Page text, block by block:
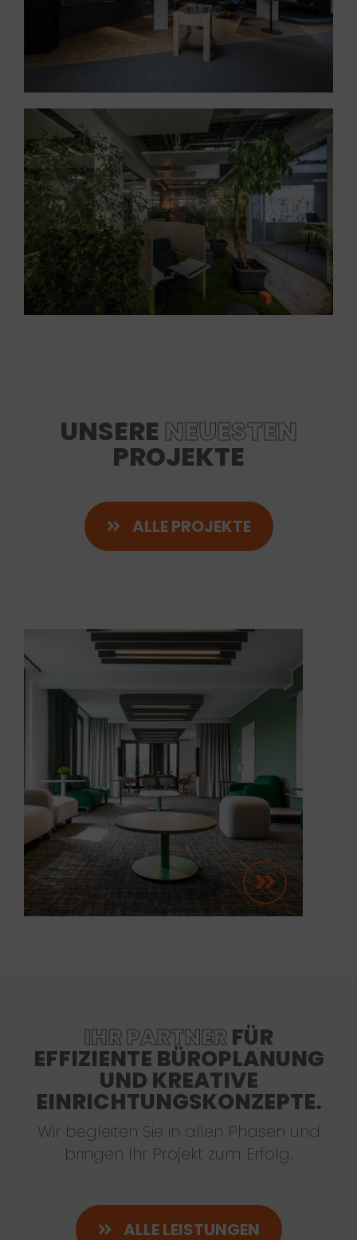
UNSERE NEUESTEN
PROJEKTE
ALLE PROJEKTE
IHR PARTNERFÜR
EFFIZIENTE BÜROPLANUNG
UND KREATIVE
EINRICHTUNGSKONZEPTE.
Wir begleiten Sie in allen Phasen und
bringen Ihr Projekt zum Erfolg.
ALLE LEISTUNGEN